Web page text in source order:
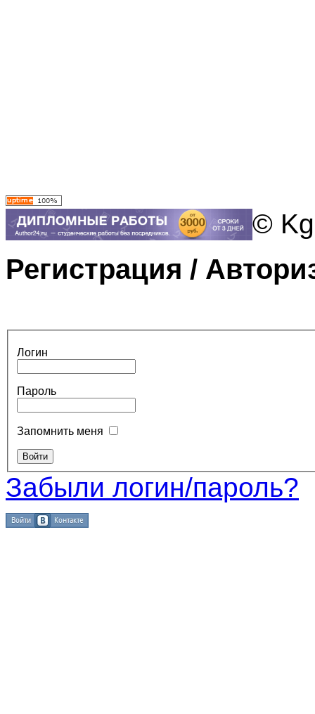
©
Регистрация /
Логин
Пароль
Запомнить меня
Забыли логин/пароль?